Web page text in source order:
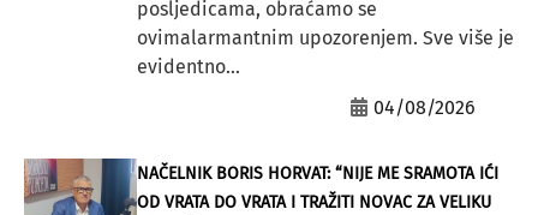
posljedicama, obraćamo se
ovimalarmantnim upozorenjem. Sve više je
evidentno...
04/08/2026
NAČELNIK BORIS HORVAT: “NIJE ME SRAMOTA IĆI
OD VRATA DO VRATA I TRAŽITI NOVAC ZA VELIKU